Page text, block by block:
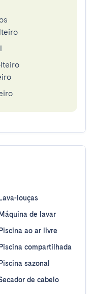
Lava-louças
Máquina de lavar
Piscina ao ar livre
Piscina compartilhada
Piscina sazonal
de cabelo